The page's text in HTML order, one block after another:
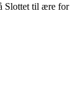
Slottet til ære for